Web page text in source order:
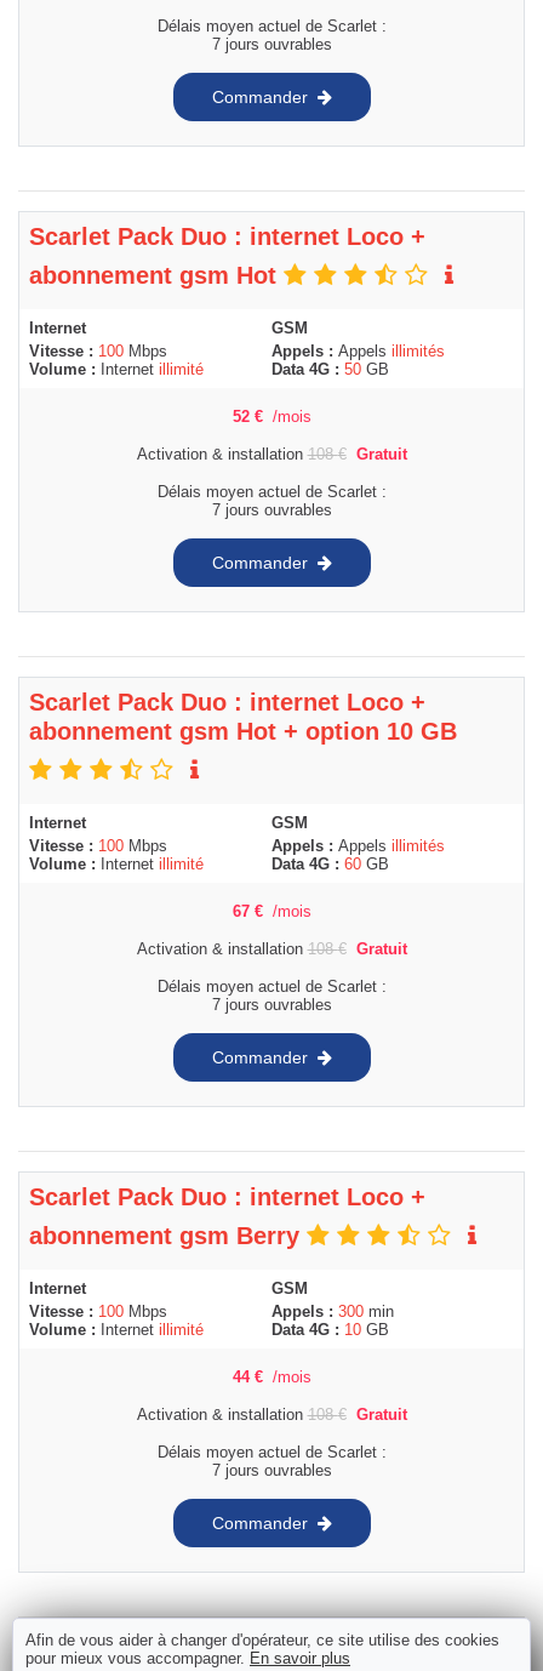
Délais moyen actuel de Scarlet :
7 jours ouvrables
Commander
Scarlet Pack Duo : internet Loco +
abonnement gsm Hot
Internet
Vitesse : 100 Mbps
Volume :
Internet illimité
GSM
Appels : Appels illimités
Data 4G : 50 GB
52 € /mois
Activation & installation108€ Gratuit
Délais moyen actuel de Scarlet :
7 jours ouvrables
Commander
Scarlet Pack Duo : internet Loco +
abonnement gsm Hot + option 10 GB
Internet
Vitesse : 100 Mbps
Volume :
Internet illimité
GSM
Appels : Appels illimités
Data 4G : 60 GB
67 € /mois
Activation & installation108€ Gratuit
Délais moyen actuel de Scarlet :
7 jours ouvrables
Commander
Scarlet Pack Duo : internet Loco +
abonnement gsm Berry
Internet
Vitesse : 100 Mbps
Volume :
Internet illimité
GSM
Appels : 300 min
Data 4G : 10 GB
44 € /mois
Activation & installation108€ Gratuit
Délais moyen actuel de Scarlet :
7 jours ouvrables
Commander
BASE Internet Unlimited + gsm BASE 15
Afin de vous aider à changer d'opérateur, ce site utilise des cookies
pour mieux vous accompagner. En savoir plus